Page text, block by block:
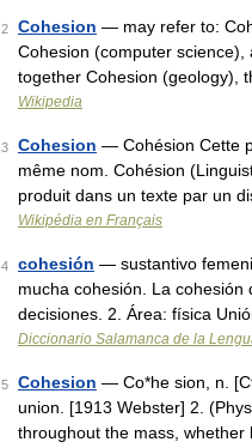
2 Cohesion — may refer to:
Cohesion (computer
together Cohesion (geology),
Wikipedia
3 Cohesion — Cohésion Cette
même nom. Cohésion
produit dans un texte par un
Wikipédia en Français
4 cohesión — sustantivo
mucha cohesión. La
decisiones. 2. Área: física
Diccionario Salamanca de la
5 Cohesion — Co*he sion, n.
union. [1913 Webster] 2.
throughout the mass, whether